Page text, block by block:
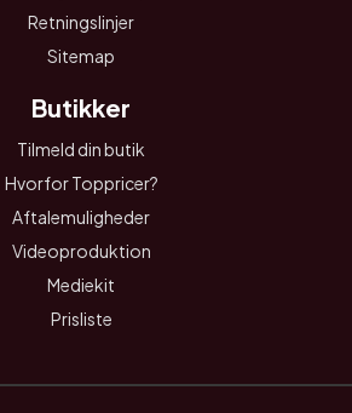
Retningslinjer
Sitemap
Butikker
Tilmeld din butik
Hvorfor Toppricer?
Aftalemuligheder
Videoproduktion
Mediekit
Prisliste